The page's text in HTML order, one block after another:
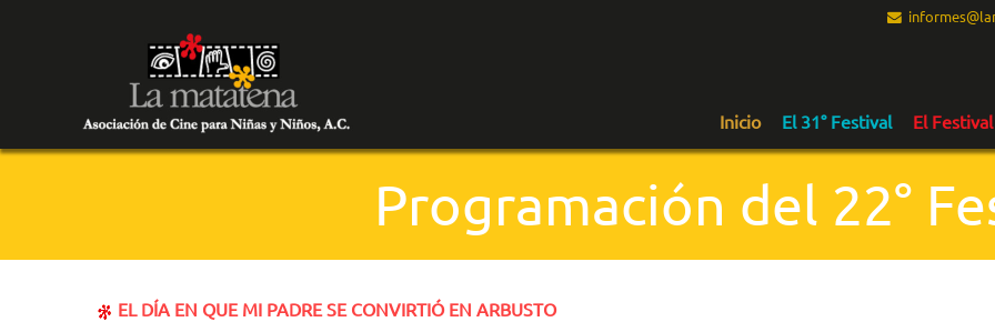
Inicio El 31° Festival El Festival
Programación del 22°
EL DÍA EN QUE MI PADRE SE CONVIRTIÓ EN ARBUSTO